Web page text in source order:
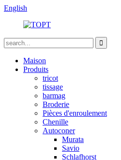
English
Maison
Produits
tricot
tissage
barmag
Broderie
Pièces d'enroulement
Chenille
Autoconer
Murata
Savio
Schlafhorst